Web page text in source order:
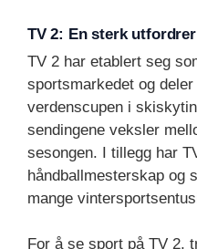
TV 2: En sterk utfordrer
TV 2 har etablert seg
sportsmarkedet og
verdenscupen i
sendingene veksler
sesongen. I tillegg har
håndballmesterskap og
mange
For å se sport på TV 2,